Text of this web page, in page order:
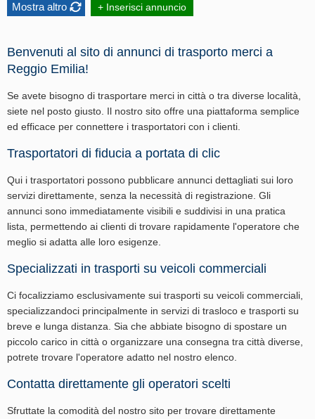
Mostra altro + Inserisci annuncio
Benvenuti al sito di annunci di trasporto merci a
Reggio Emilia!
Se avete bisogno di trasportare merci in città o tra diverse località,
siete nel posto giusto. Il nostro sito offre una piattaforma semplice
ed efficace per connettere i trasportatori con i clienti.
Trasportatori di fiducia a portata di clic
Qui i trasportatori possono pubblicare annunci dettagliati sui loro
servizi direttamente, senza la necessità di registrazione. Gli
annunci sono immediatamente visibili e suddivisi in una pratica
lista, permettendo ai clienti di trovare rapidamente l'operatore che
meglio si adatta alle loro esigenze.
Specializzati in trasporti su veicoli commerciali
Ci focalizziamo esclusivamente sui trasporti su veicoli commerciali,
specializzandoci principalmente in servizi di trasloco e trasporti su
breve e lunga distanza. Sia che abbiate bisogno di spostare un
piccolo carico in città o organizzare una consegna tra città diverse,
potrete trovare l'operatore adatto nel nostro elenco.
Contatta direttamente gli operatori scelti
Sfruttate la comodità del nostro sito per trovare direttamente